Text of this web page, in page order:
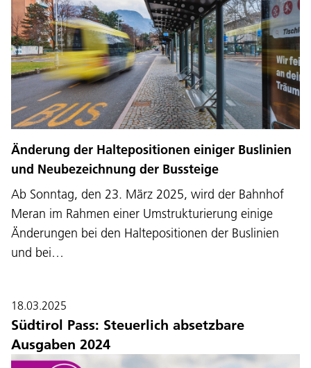
Änderung der Haltepositionen einiger Buslinien
und Neubezeichnung der Bussteige
Ab Sonntag, den 23. März 2025, wird der Bahnhof
Meran im Rahmen einer Umstrukturierung einige
Änderungen bei den Haltepositionen der Buslinien
und bei…
18.03.2025
Südtirol Pass: Steuerlich absetzbare
Ausgaben 2024